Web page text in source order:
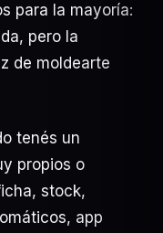
para la mayoría:
pero la
de moldearte
tenés un
propios o
stock,
app